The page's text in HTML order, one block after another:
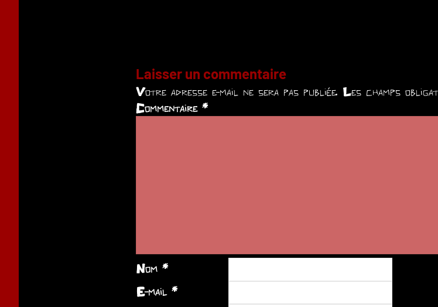
Laisser un commentaire
Votre adresse e-mail ne sera pas publiée. Les champs
Commentaire *
Nom *
E-mail *